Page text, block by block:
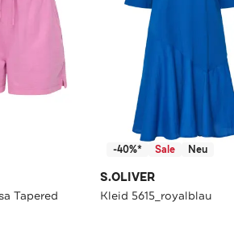
Tapered
-40%* Sale Neu
S.OLIVER
Kleid 5615_royalblau